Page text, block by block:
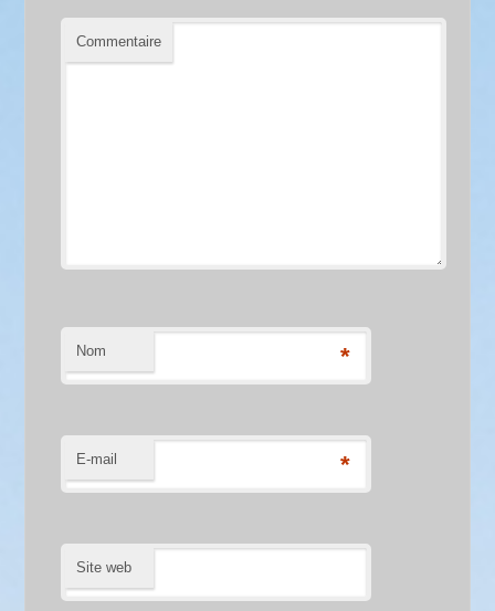
Commentaire
Nom *
E-mail *
Site web